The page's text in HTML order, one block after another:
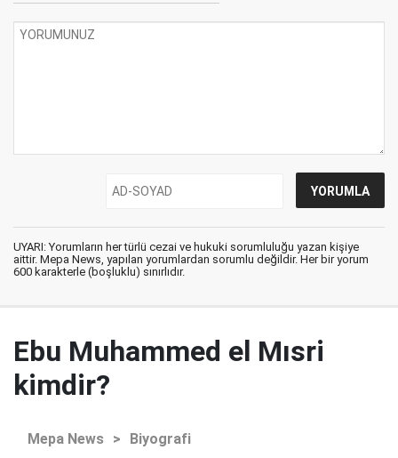
UYARI: Yorumların her türlü cezai ve hukuki sorumluluğu yazan kişiye
aittir. Mepa News, yapılan yorumlardan sorumlu değildir. Her bir yorum
600 karakterle (boşluklu) sınırlıdır.
Ebu Muhammed el Mısri
kimdir?
Mepa News > Biyografi